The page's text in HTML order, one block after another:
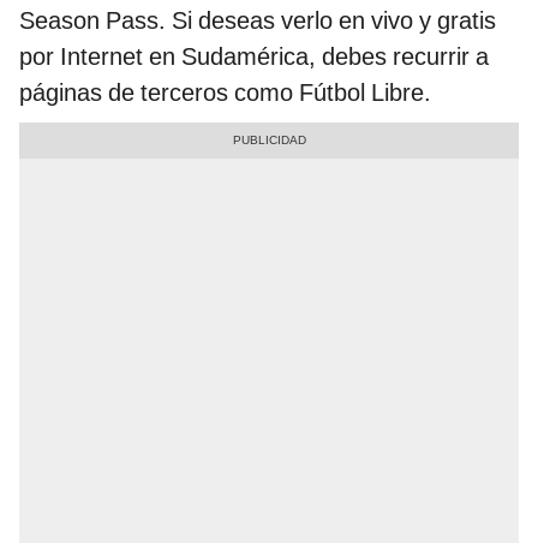
Season Pass. Si deseas verlo en vivo y gratis
por Internet en Sudamérica, debes recurrir a
páginas de terceros como Fútbol Libre.